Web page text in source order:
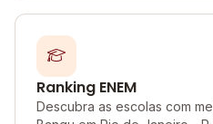
Ranking ENEM
Descubra as escolas com